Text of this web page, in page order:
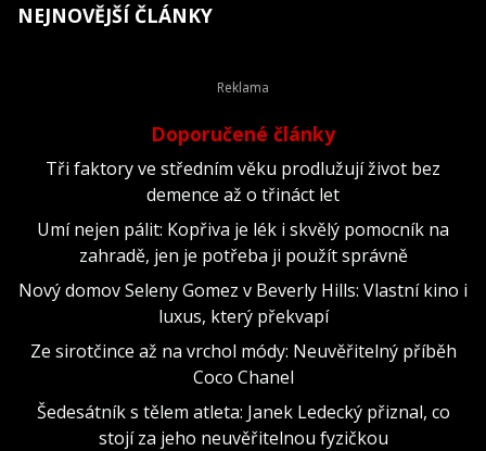
NEJNOVĚJŠÍ ČLÁNKY
Doporučené články
Tři faktory ve středním věku prodlužují život bez
demence až o třináct let
Umí nejen pálit: Kopřiva je lék i skvělý pomocník na
zahradě, jen je potřeba ji použít správně
Nový domov Seleny Gomez v Beverly Hills: Vlastní kino i
luxus, který překvapí
Ze sirotčince až na vrchol módy: Neuvěřitelný příběh
Coco Chanel
Šedesátník s tělem atleta: Janek Ledecký přiznal, co
stojí za jeho neuvěřitelnou fyzičkou